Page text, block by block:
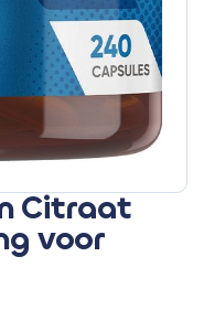
Citraat
voor